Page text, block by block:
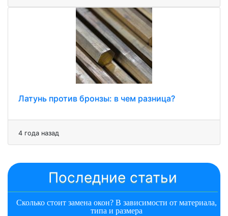
Латунь против бронзы: в чем разница?
4 года назад
Последние статьи
Сколько стоит замена окон? В зависимости от материала,
типа и размера